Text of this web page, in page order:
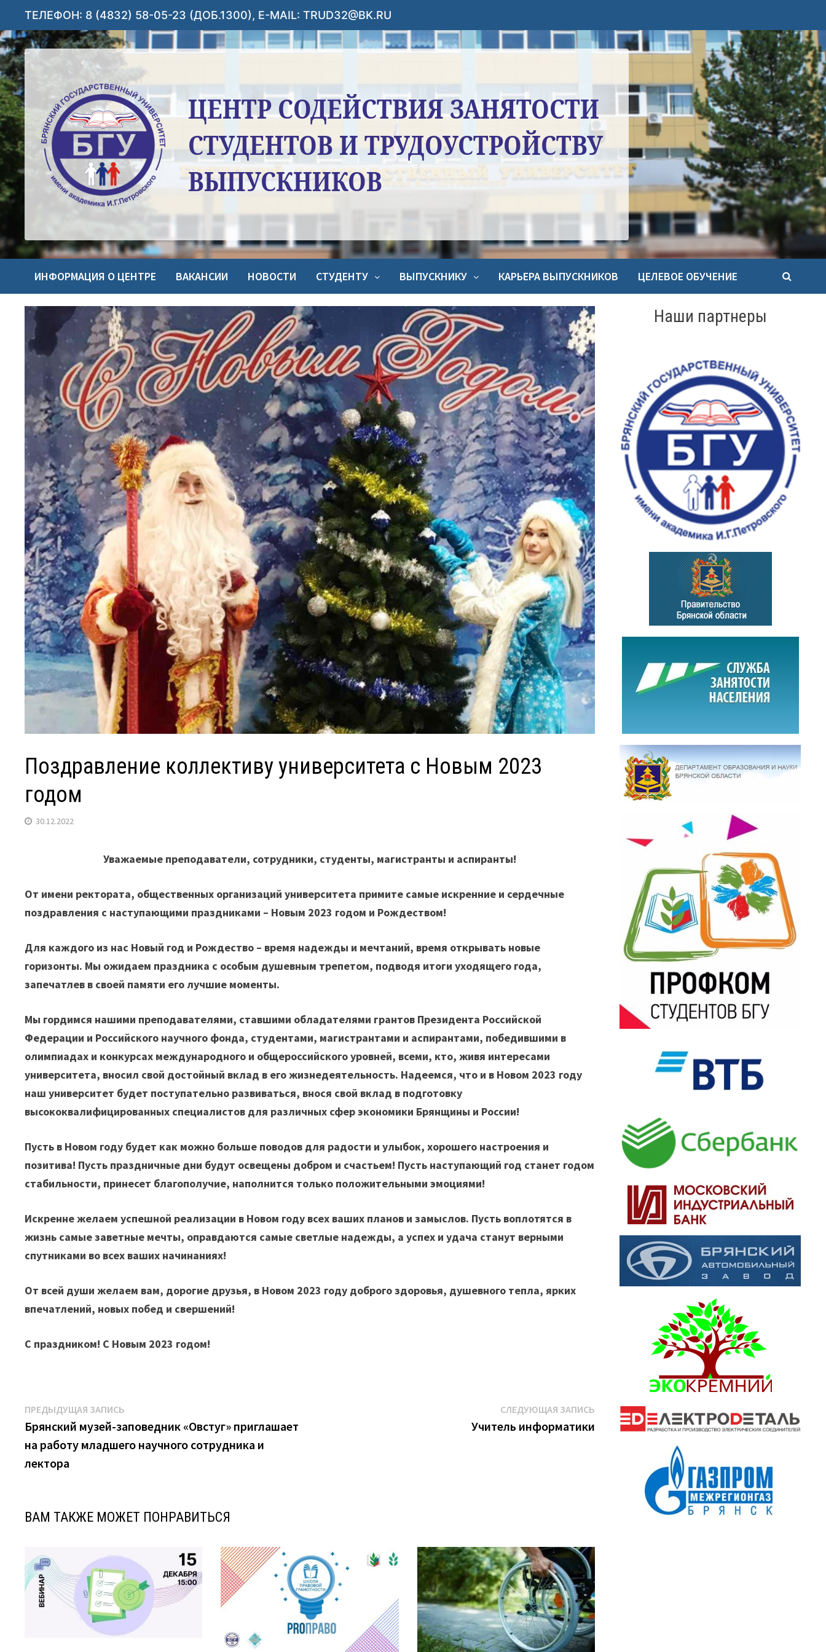
Перейти
содержимому
ТЕЛЕФОН: 8 (4832) 58-05-23 (ДОБ.1300), E-MAIL: TRUD32@BK.RU
ИНФОРМАЦИЯ О ЦЕНТРЕ ВАКАНСИИ НОВОСТИ СТУДЕНТУ ВЫПУСКНИКУ КАРЬЕРА ВЫПУСКНИКОВ ЦЕЛЕВОЕ ОБУЧЕНИЕ
Поздравление коллективу университета с Новым 2023
годом
30.12.2022
Уважаемые преподаватели, сотрудники, студенты, магистранты и аспиранты!
От имени ректората, общественных организаций университета примите самые искренние и сердечные
поздравления с наступающими праздниками – Новым 2023 годом и Рождеством!
Для каждого из нас Новый год и Рождество – время надежды и мечтаний, время открывать новые
горизонты. Мы ожидаем праздника с особым душевным трепетом, подводя итоги уходящего года,
запечатлев в своей памяти его лучшие моменты.
Мы гордимся нашими преподавателями, ставшими обладателями грантов Президента Российской
Федерации и Российского научного фонда, студентами, магистрантами и аспирантами, победившими в
олимпиадах и конкурсах международного и общероссийского уровней, всеми, кто, живя интересами
университета, вносил свой достойный вклад в его жизнедеятельность. Надеемся, что и в Новом 2023 году
наш университет будет поступательно развиваться, внося свой вклад в подготовку
высококвалифицированных специалистов для различных сфер экономики Брянщины и России!
Пусть в Новом году будет как можно больше поводов для радости и улыбок, хорошего настроения и
позитива! Пусть праздничные дни будут освещены добром и счастьем! Пусть наступающий год станет годом
стабильности, принесет благополучие, наполнится только положительными эмоциями!
Искренне желаем успешной реализации в Новом году всех ваших планов и замыслов. Пусть воплотятся в
жизнь самые заветные мечты, оправдаются самые светлые надежды, а успех и удача станут верными
спутниками во всех ваших начинаниях!
От всей души желаем вам, дорогие друзья, в Новом 2023 году доброго здоровья, душевного тепла, ярких
впечатлений, новых побед и свершений!
С праздником! С Новым 2023 годом!
Навигация
по
записям
ПРЕДЫДУЩАЯ ЗАПИСЬ
запись:
Брянский музей-заповедник «Овстуг» приглашает
на работу младшего научного сотрудника и
лектора
СЛЕДУЮЩАЯ ЗАПИСЬСледующая
запись:
Учитель информатики
ВАМ ТАКЖЕ МОЖЕТ ПОНРАВИТЬСЯ
Наши партнеры